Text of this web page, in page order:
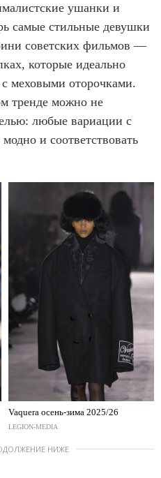
ушанки и
самые стильные девушки
советских фильмов —
которые идеально
меховыми оторочками.
тренде можно не
любые вариации с
и соответствовать
Vaquera осень-зима 2025/26
LEGION-MEDIA
НИЖЕ